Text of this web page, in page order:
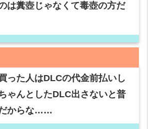
は糞壺じゃなくて毒壺の方だ
った人はDLCの代金前払いし
ゃんとしたDLC出さないと普
からな……